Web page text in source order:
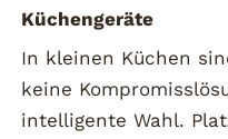
Küchengeräte
In kleinen Küchen
keine
intelligente Wahl.